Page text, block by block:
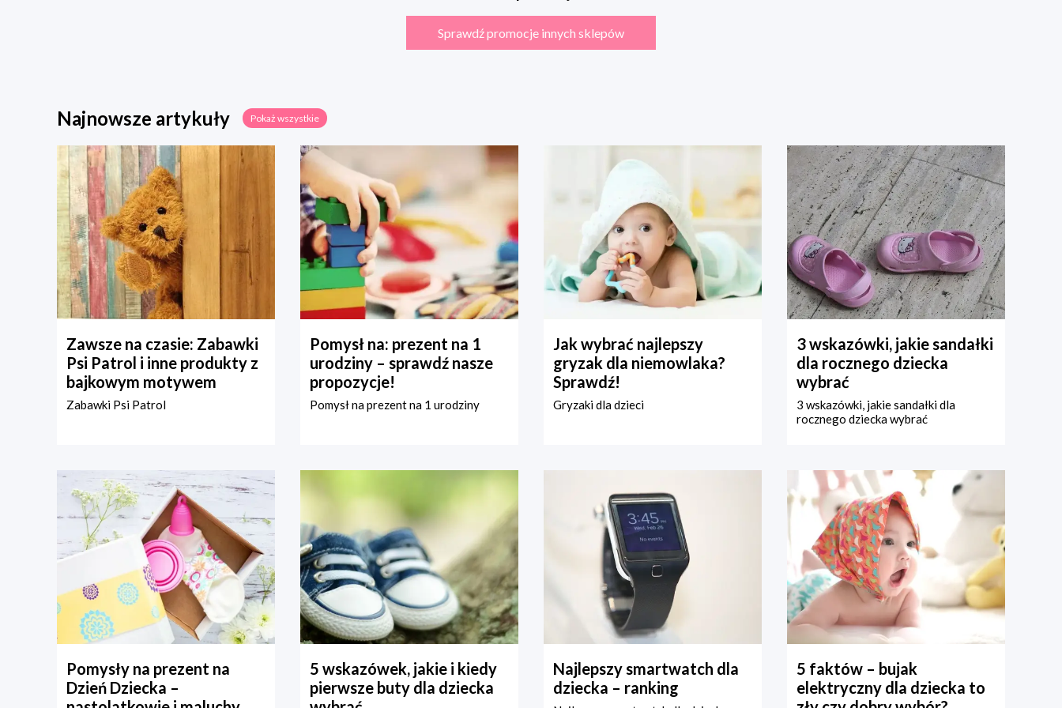
Sprawdź promocje innych sklepów
Najnowsze artykuły Pokaż wszystkie
Zawsze na czasie: Zabawki
Psi Patrol i inne produkty z
bajkowym motywem
Zabawki Psi Patrol
Pomysł na: prezent na 1
urodziny – sprawdź nasze
propozycje!
Pomysł na prezent na 1 urodziny
Jak wybrać najlepszy
gryzak dla niemowlaka?
Sprawdź!
Gryzaki dla dzieci
3 wskazówki, jakie sandałki
dla rocznego dziecka
wybrać
3 wskazówki, jakie sandałki dla
rocznego dziecka wybrać
Pomysły na prezent na
Dzień Dziecka –
5 wskazówek, jakie i kiedy
pierwsze buty dla dziecka
Najlepszy smartwatch dla
dziecka – ranking
5 faktów – bujak
elektryczny dla dziecka to